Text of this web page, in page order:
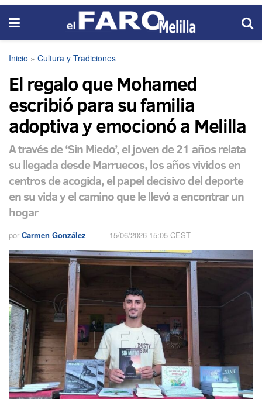
Inicio » Cultura y Tradiciones
El regalo que Mohamed
escribió para su familia
adoptiva y emocionó a Melilla
A través de ‘Sin Miedo’, el joven de 21 años relata
su llegada desde Marruecos, los años vividos en
centros de acogida, el papel decisivo del deporte
en su vida y el camino que le llevó a encontrar un
hogar
por Carmen González 15/06/2026 15:05 CEST